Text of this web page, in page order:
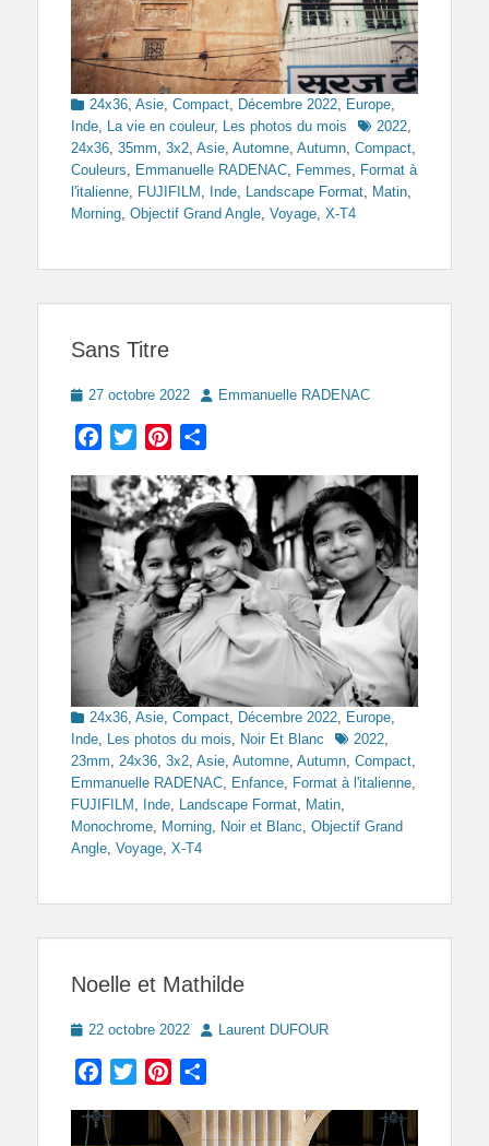
Categories
24x36, Asie, Compact, Décembre 2022, Europe,
Inde, La vie en couleur, Les photos du mois Tags2022,
24x36, 35mm, 3x2, Asie, Automne, Autumn, Compact,
Couleurs, Emmanuelle RADENAC, Femmes, Format à
l'italienne, FUJIFILM , Inde, Landscape Format, Matin,
Morning, Objectif Grand Angle, Voyage, X-T4
Sans Titre
Posted
27 octobre 2022 AuthorEmmanuelle RADENAC
Facebook
TwitterPinterest
Categories
24x36, Asie, Compact, Décembre 2022, Europe,
Inde, Les photos du mois, Noir Et Blanc Tags2022,
23mm, 24x36, 3x2, Asie, Automne, Autumn, Compact,
Emmanuelle RADENAC, Enfance, Format à l'italienne,
FUJIFILM , Inde, Landscape Format, Matin,
Monochrome, Morning, Noir et Blanc, Objectif Grand
Angle, Voyage, X-T4
Noelle et Mathilde
Posted
22 octobre 2022 AuthorLaurent DUFOUR
Facebook
TwitterPinterest